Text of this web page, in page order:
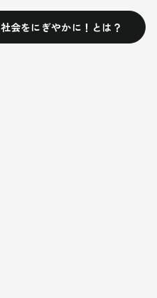
社会をにぎやかに！とは？